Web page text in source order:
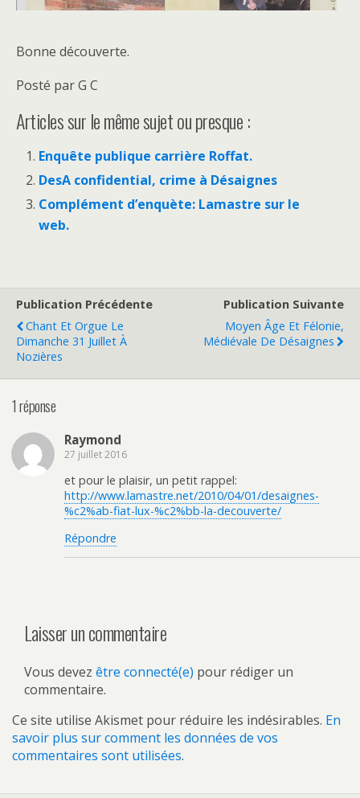
Bonne découverte.
Posté par G C
Articles sur le même sujet ou presque :
Enquête publique carrière Roffat.
DesA confidential, crime à Désaignes
Complément d’enquète: Lamastre sur le
web.
Publication Précédente
Chant Et Orgue Le
Dimanche 31 Juillet À
Nozières
Publication Suivante
Moyen Âge Et Félonie,
Médiévale De Désaignes
1 réponse
Raymond
27 juillet 2016
et pour le plaisir, un petit rappel:
http://www.lamastre.net/2010/04/01/desaignes-
%c2%ab-fiat-lux-%c2%bb-la-decouverte/
Répondre
Laisser un commentaire
Vous devez être connecté(e) pour rédiger un
commentaire.
Ce site utilise Akismet pour réduire les indésirables. En
savoir plus sur comment les données de vos
commentaires sont utilisées.